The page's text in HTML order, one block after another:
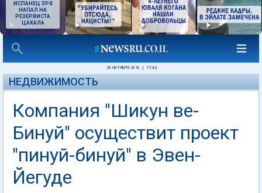
ИСПАНЕЦ ЗРЯ
НАПАЛ НА
РЕЗЕРВИСТА
ЦАХАЛА
20 ОКТЯБРЯ 2018 17:42
НЕДВИЖИМОСТЬ
Компания "Шикун ве-
Бинуй" осуществит проект
"пинуй-бинуй" в Эвен-
Йегуде